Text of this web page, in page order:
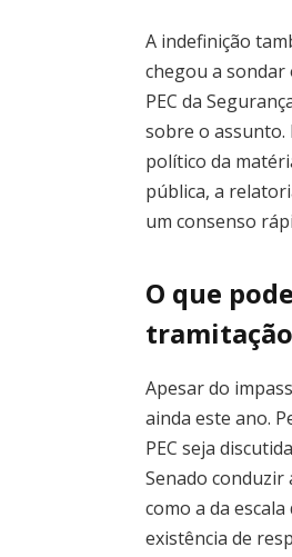
A indefinição
chegou a sondar
PEC da
sobre o assunto.
político da
pública, a
um consenso
O que
Apesar do
ainda este ano.
PEC seja
Senado
como a da
existência de